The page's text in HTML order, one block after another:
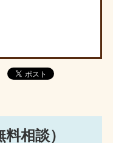
相談）